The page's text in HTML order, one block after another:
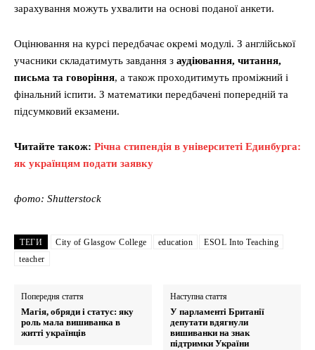
зарахування можуть ухвалити на основі поданої анкети.
Оцінювання на курсі передбачає окремі модулі. З англійської
учасники складатимуть завдання з аудіювання, читання,
письма та говоріння, а також проходитимуть проміжний і
фінальний іспити. З математики передбачені попередній та
підсумковий екзамени.
Читайте також: Річна стипендія в університеті Единбурга:
як українцям подати заявку
фото: Shutterstock
ТЕГИ City of Glasgow College education
ESOL Into Teaching
teacher
Попередня стаття
Магія, обряди і статус: яку
роль мала вишиванка в
житті українців
Наступна стаття
У парламенті Британії
депутати вдягнули
вишиванки на знак
підтримки України